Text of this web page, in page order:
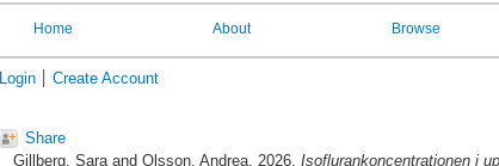
Home About Browse
Login Create Account
Share
Gillberg, Saraand Olsson, Andrea, 2026. Isoflurankoncentrationen i